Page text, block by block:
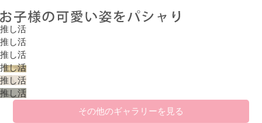
推し活
推し活
推し活
推し活
推し活
推し活
その他のギャラリーを見る